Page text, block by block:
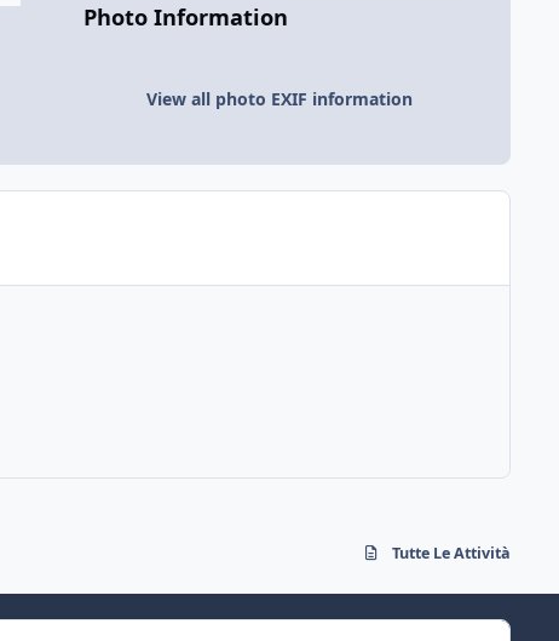
Photo Information
View all photo EXIF information
Tutte Le Attività